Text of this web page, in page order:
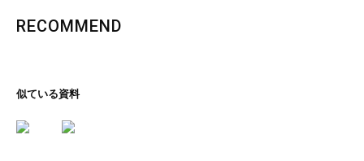
RECOMMEND
似ている資料